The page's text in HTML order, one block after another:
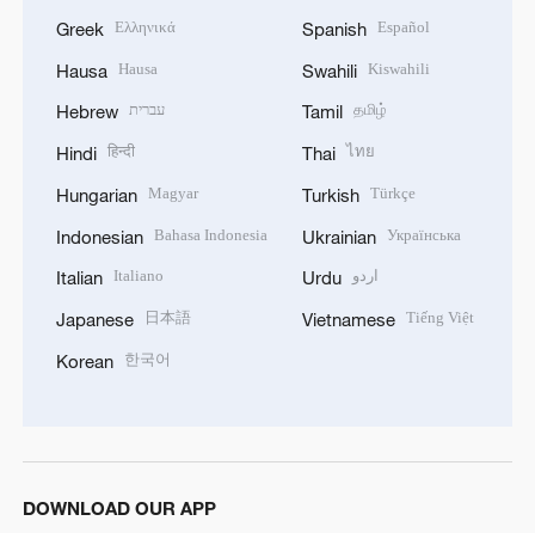
Greek Ελληνικά
Hausa Hausa
Hebrew עברית
Hindi हिन्दी
Hungarian Magyar
Indonesian Bahasa Indonesia
Italian Italiano
Japanese 日本語
Korean 한국어
Spanish Español
Swahili Kiswahili
Tamil தமிழ்
Thai ไทย
Turkish Türkçe
Ukrainian Українська
Urdu اردو
Vietnamese Tiếng Việt
DOWNLOAD OUR APP